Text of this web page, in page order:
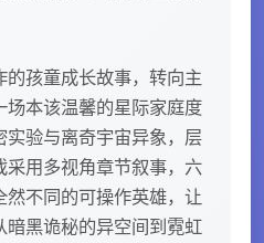
孩童成长故事，转向主
场本该温馨的星际家庭度
实验与离奇宇宙异象，层
采用多视角章节叙事，六
不同的可操作英雄，让
暗黑诡秘的异空间到霓虹